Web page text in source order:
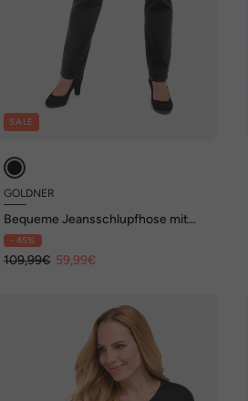
SALE
GOLDNER
Bequeme Jeansschlupfhose mit
Dehnbund
- 45%
109,99€ 59,99€